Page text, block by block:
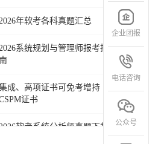
年软考各科真题汇总
系统规划与管理师报考指
成、高项证书可免考增持
证书
2026软考系统分析师真题下载
企业团报
电话咨询
公众号